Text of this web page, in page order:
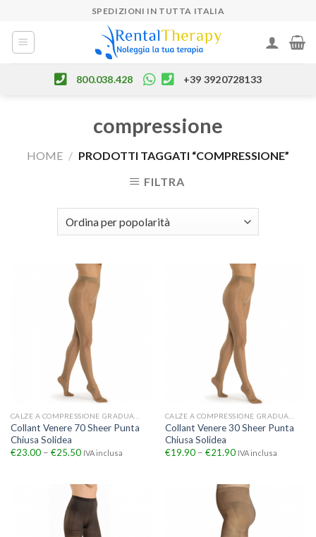
content
SPEDIZIONI IN TUTTA ITALIA
800.038.428 +39 3920728133
compressione
HOME / PRODOTTI TAGGATI “COMPRESSIONE”
FILTRA
CALZE A COMPRESSIONE GRADUATA
Collant Venere 70 Sheer Punta
Chiusa Solidea
€23.00– €25.50 IVA inclusa
CALZE A COMPRESSIONE GRADUATA
Collant Venere 30 Sheer Punta
Chiusa Solidea
€19.90– €21.90 IVA inclusa